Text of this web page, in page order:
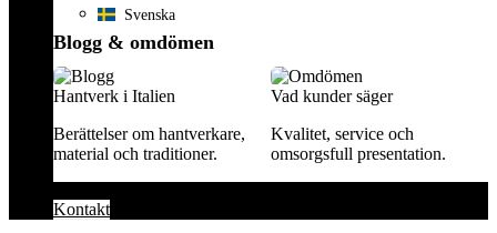
Svenska
Blogg & omdömen
Hantverk i Italien
Berättelser om hantverkare,
material och traditioner.
Vad kunder säger
Kvalitet, service och
omsorgsfull presentation.
Kontakt